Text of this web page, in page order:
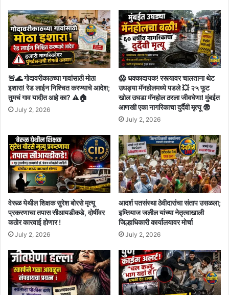
🚨🌊 गोदावरीकाठच्या गावांसाठी मोठा
इशारा! रेड लाईन निश्चित करण्याचे आदेश;
तुमचं गाव यादीत आहे का? ⚠️🏠
July 2, 2026
😱 धक्कादायक! रस्त्यावर चालताना थेट
उघड्या मॅनहोलमध्ये पडले 💥 २५ फूट
खोल उघडा मॅनहोल ठरला जीवघेणा! मुंबईत
आणखी एका नागरिकाचा दुर्दैवी मृत्यू 😨
July 2, 2026
वेरूळ येथील शिक्षक सुरेश बोरसे मृत्यू
प्रकरणाचा तपास सीआयडीकडे, दोषींवर
कठोर कारवाई होणार !
July 2, 2026
आदर्श पतसंस्था ठेवीदारांचा संताप उसळला;
इम्तियाज जलील यांच्या नेतृत्वाखाली
जिल्हाधिकारी कार्यालयावर मोर्चा
July 2, 2026